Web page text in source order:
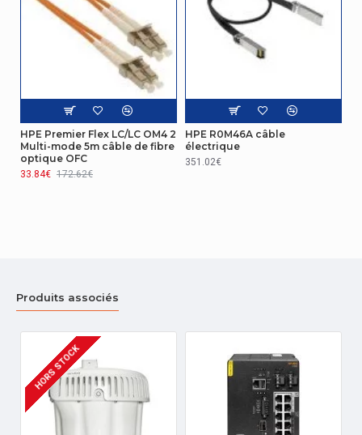
HPE Premier Flex LC/LC OM4 2
Multi-mode 5m câble de fibre
optique OFC
33.84€ 172.62€
HPE R0M46A câble
électrique
351.02€
Produits associés
HORS STOCK